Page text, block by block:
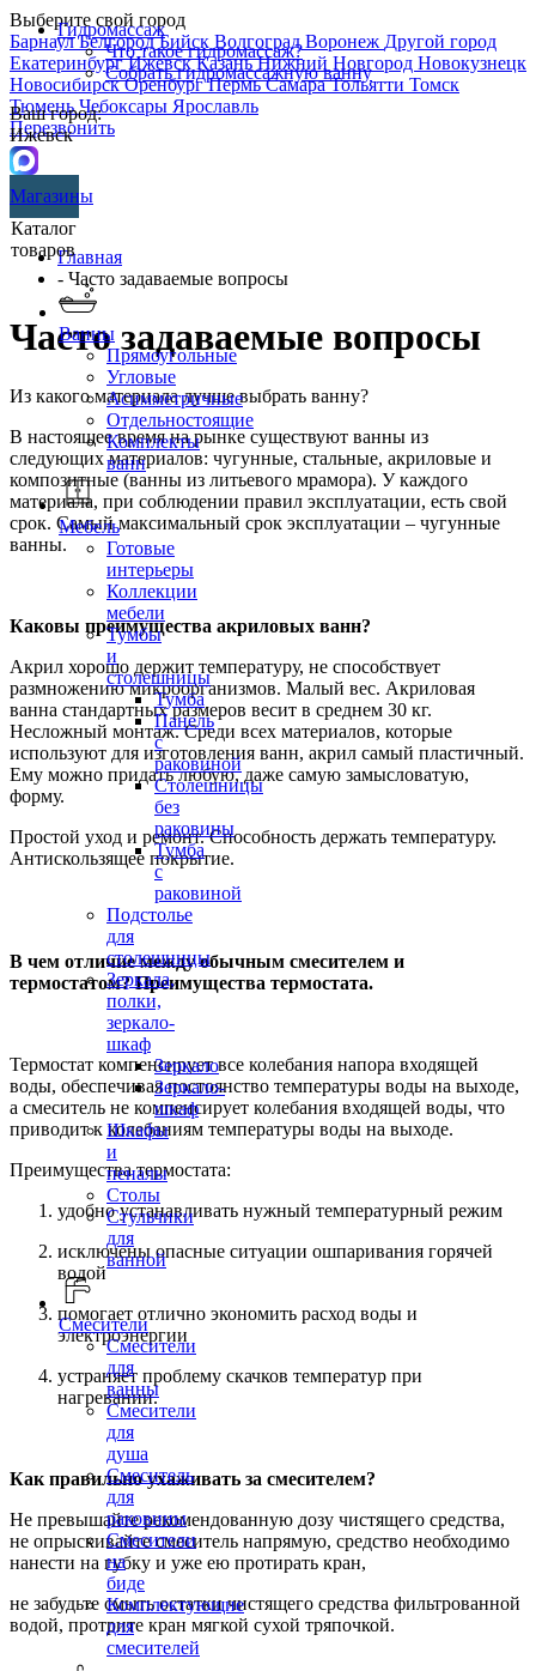
Выберите свой город
БарнаулБелгородБийск ВолгоградВоронеж Другой город
ЕкатеринбургИжевскКазаньНижний Новгород Новокузнецк
НовосибирскОренбургПермьСамараТольятти Томск
ТюменьЧебоксары Ярославль
Перезвонить
Гидромассаж
Что такое гидромассаж?
Собрать гидромассажную ванну
Ваш город:
Ижевск
Магазины
Каталог
товаров
Ванны
Прямоугольные
Угловые
Асимметричные
Отдельностоящие
Комплекты
ванн
Мебель
Готовые
интерьеры
Коллекции
мебели
Тумбы
и
столешницы
Тумба
Панель
с
раковиной
Столешницы
без
раковины
Тумба
с
раковиной
Подстолье
для
столешницы
Зеркала,
полки,
зеркало-
шкаф
Зеркало
Зеркало-
шкаф
Шкафы
и
пеналы
Столы
Стульчики
для
ванной
Смесители
Смесители
для
ванны
Смесители
для
душа
Смеситель
для
раковины
Смесители
на
биде
Комплектующие
для
смесителей
Главная
- Часто задаваемые вопросы
Часто задаваемые вопросы
Из какого материала лучше выбрать ванну?
В настоящее время на рынке существуют ванны из
следующих материалов: чугунные, стальные, акриловые и
композитные (ванны из литьевого мрамора). У каждого
материала, при соблюдении правил эксплуатации, есть свой
срок. Самый максимальный срок эксплуатации – чугунные
ванны.
Каковы преимущества акриловых ванн?
Акрил хорошо держит температуру, не способствует
размножению микроорганизмов. Малый вес. Акриловая
ванна стандартных размеров весит в среднем 30 кг.
Несложный монтаж. Среди всех материалов, которые
используют для изготовления ванн, акрил самый пластичный.
Ему можно придать любую, даже самую замысловатую,
форму.
Простой уход и ремонт. Способность держать температуру.
Антискользящее покрытие.
В чем отличие между обычным смесителем и
термостатом? Преимущества термостата.
Термостат компенсирует все колебания напора входящей
воды, обеспечивая постоянство температуры воды на выходе,
а смеситель не компенсирует колебания входящей воды, что
приводит к колебаниям температуры воды на выходе.
Преимущества термостата:
удобно устанавливать нужный температурный режим
исключены опасные ситуации ошпаривания горячей
водой
помогает отлично экономить расход воды и
электроэнергии
устраняет проблему скачков температур при
нагревании.
Как правильно ухаживать за смесителем?
Не превышайте рекомендованную дозу чистящего средства,
не опрыскивайте смеситель напрямую, средство необходимо
нанести на губку и уже ею протирать кран,
не забудьте смыть остатки чистящего средства фильтрованной
водой, протрите кран мягкой сухой тряпочкой.